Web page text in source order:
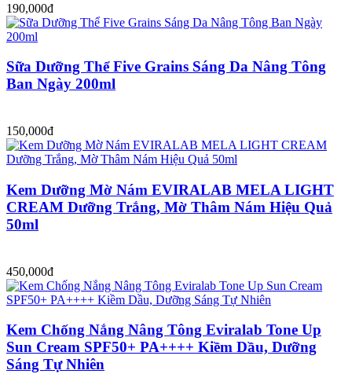
190,000đ
Sữa Dưỡng Thể Five Grains Sáng Da Nâng Tông
Ban Ngày 200ml
150,000đ
Kem Dưỡng Mờ Nám EVIRALAB MELA LIGHT
CREAM Dưỡng Trắng, Mờ Thâm Nám Hiệu Quả
50ml
450,000đ
Kem Chống Nắng Nâng Tông Eviralab Tone Up
Sun Cream SPF50+ PA++++ Kiềm Dầu, Dưỡng
Sáng Tự Nhiên